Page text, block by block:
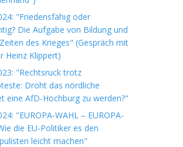
"Friedensfähig oder
Die Aufgabe von Bildung und
des Krieges" (Gespräch mit
Heinz Klippert)
"Rechtsruck trotz
Droht das nördliche
eine AfD-Hochburg zu werden?"
"EUROPA-WAHL – EUROPA-
die EU-Politiker es den
leicht machen"